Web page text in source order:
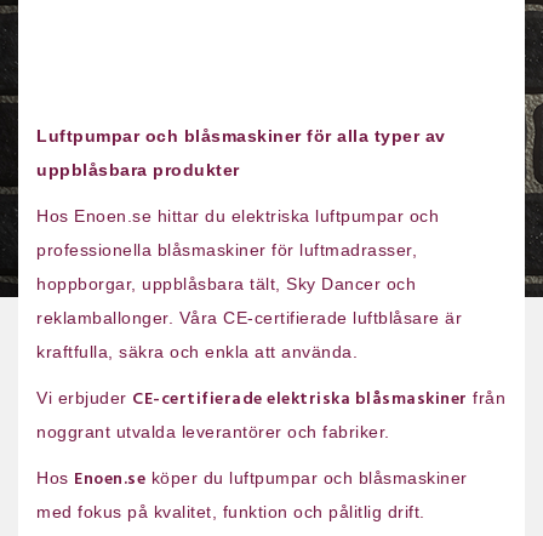
Luftpumpar och blåsmaskiner för alla typer av
uppblåsbara produkter
Hos Enoen.se hittar du elektriska luftpumpar och
professionella blåsmaskiner för luftmadrasser,
hoppborgar, uppblåsbara tält, Sky Dancer och
reklamballonger. Våra CE-certifierade luftblåsare är
kraftfulla, säkra och enkla att använda.
Vi erbjuder CE-certifierade elektriska blåsmaskiner från
noggrant utvalda leverantörer och fabriker.
Hos Enoen.se köper du luftpumpar och blåsmaskiner
med fokus på kvalitet, funktion och pålitlig drift.